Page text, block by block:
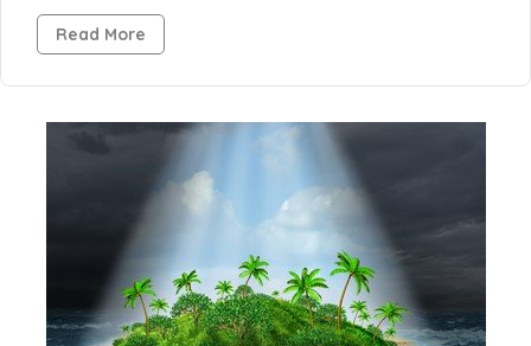
Read More